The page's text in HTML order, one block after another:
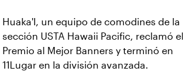
Huaka'I, un equipo de comodines de la
sección USTA Hawaii Pacific, reclamó el
Premio al Mejor Banners y terminó en
11Lugar en la división avanzada.